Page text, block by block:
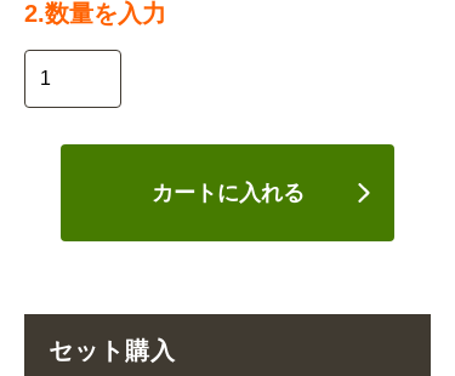
2.数量を入力
カートに入れる
セット購入